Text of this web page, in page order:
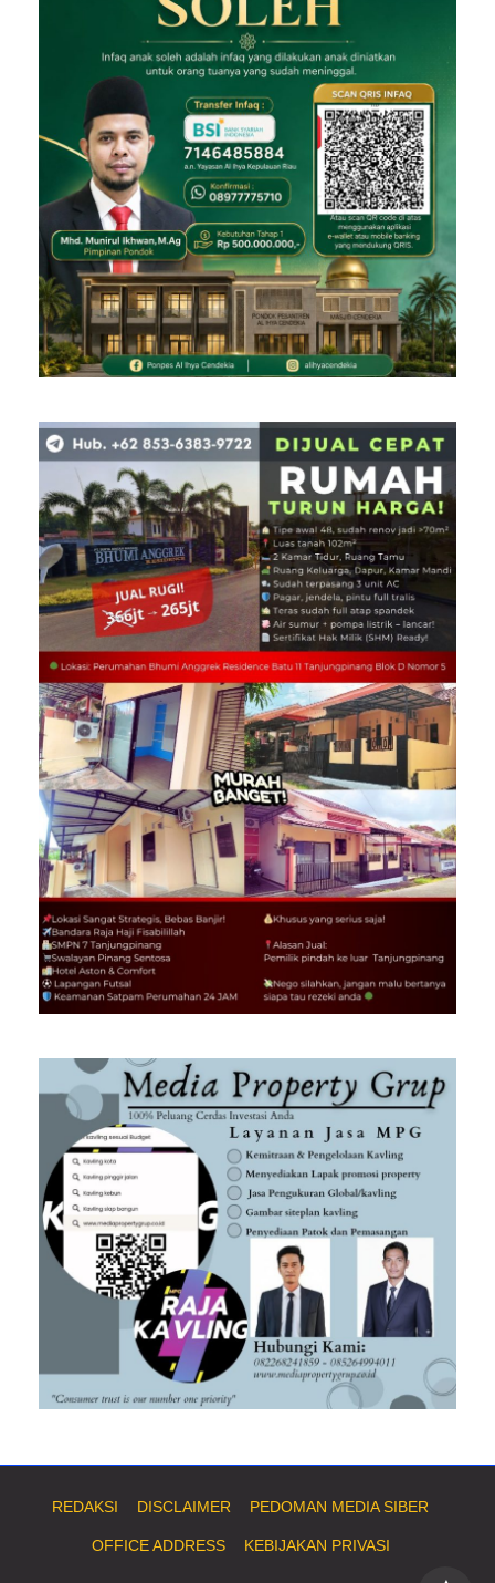
REDAKSI DISCLAIMER PEDOMAN MEDIA SIBER
OFFICE ADDRESS KEBIJAKAN PRIVASI